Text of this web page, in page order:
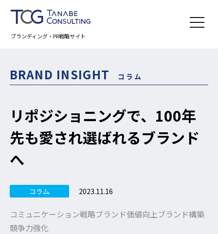
ブランディング・PR戦略サイト
BRAND INSIGHT コラム
リポジショニングで、100年
先も愛され選ばれるブランド
へ
コラム 2023.11.16
コミュニケーション戦略ブランド価値向上ブランド構築
競争力強化